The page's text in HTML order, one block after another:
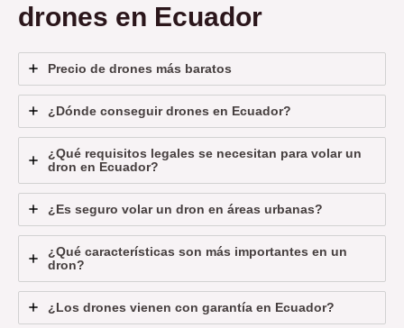
drones en Ecuador
Precio de drones más baratos
¿Dónde conseguir drones en Ecuador?
¿Qué requisitos legales se necesitan para volar un
dron en Ecuador?
¿Es seguro volar un dron en áreas urbanas?
¿Qué características son más importantes en un
dron?
¿Los drones vienen con garantía en Ecuador?